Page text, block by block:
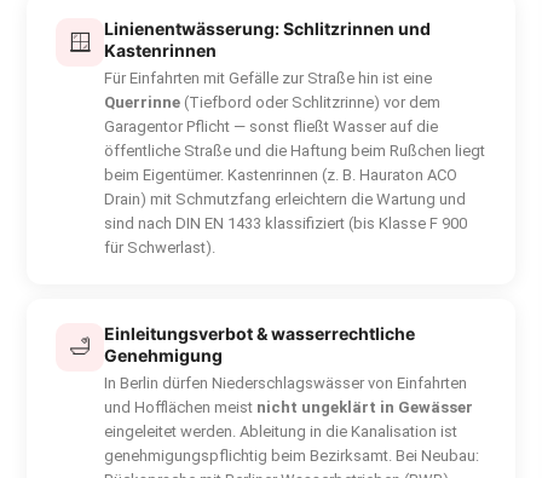
🪟
Linienentwässerung: Schlitzrinnen und
Kastenrinnen
Für Einfahrten mit Gefälle zur Straße hin ist eine
Querrinne (Tiefbord oder Schlitzrinne) vor dem
Garagentor Pflicht — sonst fließt Wasser auf die
öffentliche Straße und die Haftung beim Rußchen liegt
beim Eigentümer. Kastenrinnen (z. B. Hauraton ACO
Drain) mit Schmutzfang erleichtern die Wartung und
sind nach DIN EN 1433 klassifiziert (bis Klasse F 900
für Schwerlast).
🛁
Einleitungsverbot & wasserrechtliche
Genehmigung
In Berlin dürfen Niederschlagswässer von Einfahrten
und Hofflächen meist nicht ungeklärt in Gewässer
eingeleitet werden. Ableitung in die Kanalisation ist
genehmigungspflichtig beim Bezirksamt. Bei Neubau: